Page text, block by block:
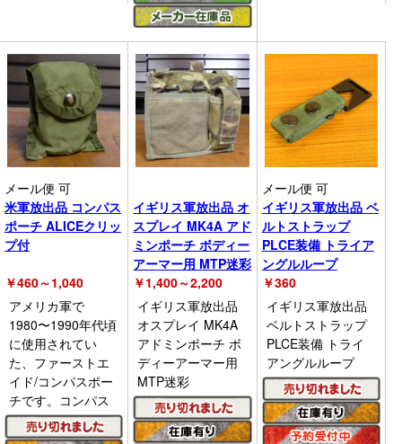
メール便 可
米軍放出品 コンパス
ポーチ ALICEクリッ
プ付
￥460～1,040
アメリカ軍で
1980〜1990年代頃
に使用されてい
た、ファーストエ
イド/コンパスポー
チです。コンパス
イギリス軍放出品 オ
スプレイ MK4A アド
ミンポーチ ボディー
アーマー用 MTP迷彩
￥1,400～2,200
イギリス軍放出品
オスプレイ MK4A
アドミンポーチ ボ
ディーアーマー用
MTP迷彩
メール便 可
イギリス軍放出品 ベ
ルトストラップ
PLCE装備 トライア
ングルループ
￥360
イギリス軍放出品
ベルトストラップ
PLCE装備 トライ
アングルループ